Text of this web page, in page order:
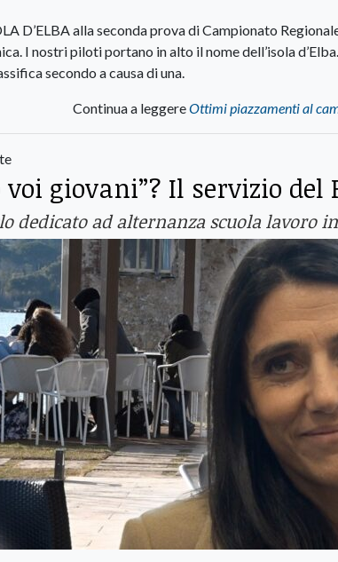
D’ELBA alla seconda prova di Campionato
I nostri piloti portano in alto il nome dell’isola
secondo a causa di una.
Continua a leggereOttimi piazzamenti al
giovani”? Il servizio del
dedicato ad alternanza scuola lavoro